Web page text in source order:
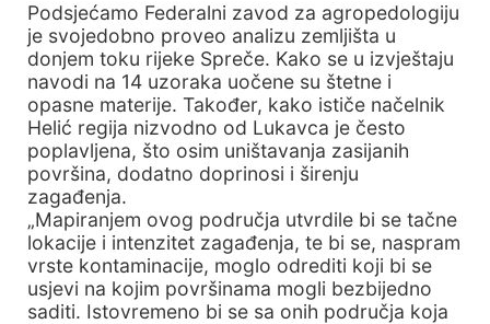
Podsjećamo Federalni zavod za agropedologiju
je svojedobno proveo analizu zemljišta u
donjem toku rijeke Spreče. Kako se u izvještaju
navodi na 14 uzoraka uočene su štetne i
opasne materije. Također, kako ističe načelnik
Helić regija nizvodno od Lukavca je često
poplavljena, što osim uništavanja zasijanih
površina, dodatno doprinosi i širenju
zagađenja.
„Mapiranjem ovog područja utvrdile bi se tačne
lokacije i intenzitet zagađenja, te bi se, naspram
vrste kontaminacije, moglo odrediti koji bi se
usjevi na kojim površinama mogli bezbijedno
saditi. Istovremeno bi se sa onih područja koja